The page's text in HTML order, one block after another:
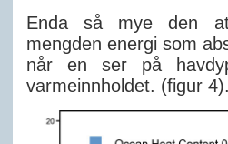
Enda så mye den
mengden energi som
når en ser på
varmeinnholdet. (figur